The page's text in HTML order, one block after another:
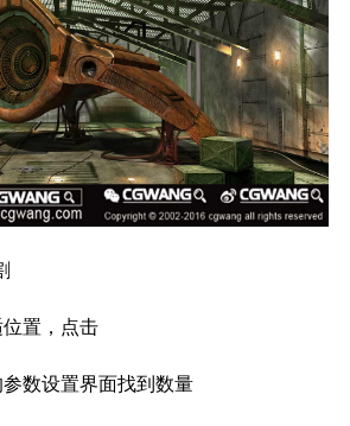
置，点击
数设置界面找到数量